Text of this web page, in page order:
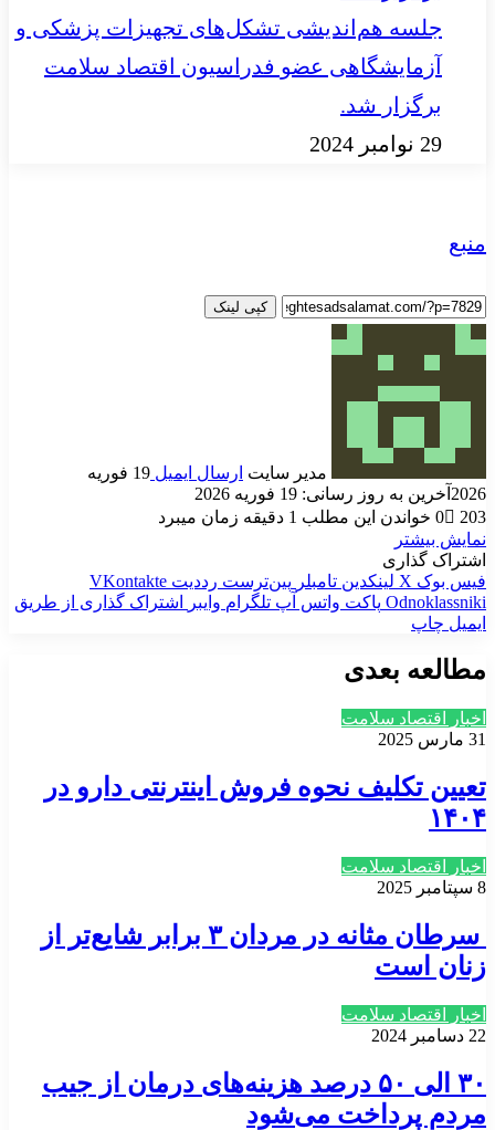
جلسه هم‌اندیشی تشکل‌های تجهیزات پزشکی و
آزمایشگاهی عضو فدراسیون اقتصاد سلامت
برگزار شد.
29 نوامبر 2024
منبع
کپی لینک
مدیر سایت ارسال ایمیل
19 فوریه
2026 آخرین به روز رسانی: 19 فوریه 2026
0
203
خواندن این مطلب 1 دقیقه زمان میبرد
نمایش بیشتر
اشتراک گذاری
فیس بوک X لینکدین ‫تامبلر ‫پین‌ترست ‫رددیت ‫VKontakte
‫Odnoklassniki پاکت واتس آپ تلگرام وایبر
اشتراک گذاری از طریق
ایمیل چاپ
مطالعه بعدی
اخبار اقتصاد سلامت
31 مارس 2025
تعیین تکلیف نحوه فروش اینترنتی دارو در
۱۴۰۴
اخبار اقتصاد سلامت
8 سپتامبر 2025
سرطان مثانه در مردان ۳ برابر شایع‌تر از
زنان است
اخبار اقتصاد سلامت
22 دسامبر 2024
۳۰ الی ۵۰ درصد هزینه‌های درمان از جیب
مردم پرداخت می‌شود